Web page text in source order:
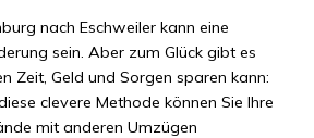
nach Eschweiler kann eine
sein. Aber zum Glück gibt es
Zeit, Geld und Sorgen sparen kann:
clevere Methode können Sie Ihre
mit anderen Umzügen